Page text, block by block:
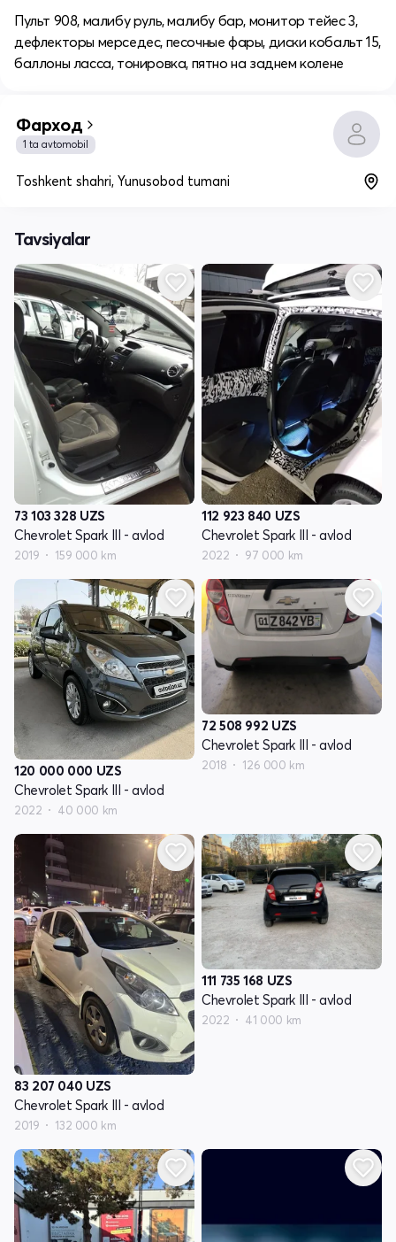
Пульт 908, малибу руль, малибу бар, монитор тейес 3,
дефлекторы мерседес, песочные фары, диски кобальт 15,
баллоны ласса, тонировка, пятно на заднем колене
Фарход
1 ta avtomobil
Toshkent shahri, Yunusobod tumani
Tavsiyalar
73 103 328 UZS
Chevrolet Spark III - avlod
2019 159 000 km
112 923 840 UZS
Chevrolet Spark III - avlod
2022 97 000 km
120 000 000 UZS
Chevrolet Spark III - avlod
2022 40 000 km
72 508 992 UZS
Chevrolet Spark III - avlod
2018 126 000 km
83 207 040 UZS
Chevrolet Spark III - avlod
2019 132 000 km
111 735 168 UZS
Chevrolet Spark III - avlod
2022 41 000 km